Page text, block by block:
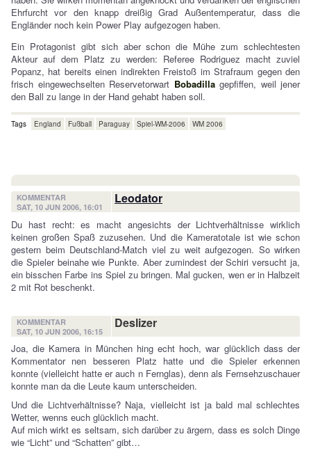
Ehrfurcht vor den knapp dreißig Grad Außentemperatur, dass die
Engländer noch kein Power Play aufgezogen haben.
Ein Protagonist gibt sich aber schon die Mühe zum schlechtesten
Akteur auf dem Platz zu werden: Referee Rodriguez macht zuviel
Popanz, hat bereits einen indirekten Freistoß im Strafraum gegen den
frisch eingewechselten Reservetorwart Bobadillagepfiffen, weil jener
den Ball zu lange in der Hand gehabt haben soll.
Tags England Fußball Paraguay Spiel-WM-2006 WM 2006
KOMMENTAR
SAT, 10 JUN 2006, 16:01
Leodator
Du hast recht: es macht angesichts der Lichtverhältnisse wirklich
keinen großen Spaß zuzusehen. Und die Kameratotale ist wie schon
gestern beim Deutschland-Match viel zu weit aufgezogen. So wirken
die Spieler beinahe wie Punkte. Aber zumindest der Schiri versucht ja,
ein bisschen Farbe ins Spiel zu bringen. Mal gucken, wen er in Halbzeit
2 mit Rot beschenkt.
KOMMENTAR
SAT, 10 JUN 2006, 16:15
Deslizer
Joa, die Kamera in München hing echt hoch, war glücklich dass der
Kommentator nen besseren Platz hatte und die Spieler erkennen
konnte (vielleicht hatte er auch n Fernglas), denn als Fernsehzuschauer
konnte man da die Leute kaum unterscheiden.
Und die Lichtverhältnisse? Naja, vielleicht ist ja bald mal schlechtes
Wetter, wenns euch glücklich macht.
Auf mich wirkt es seltsam, sich darüber zu ärgern, dass es solch Dinge
wie “Licht” und “Schatten” gibt…